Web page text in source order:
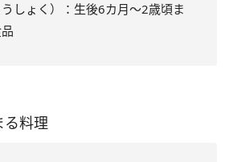
しょく）：生後6カ月～2歳頃ま
る料理